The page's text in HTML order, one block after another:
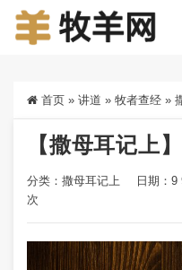
首页 » 讲道 » 牧者查经 »
【撒母耳记上
分类： 撒母耳记上 日期：
次